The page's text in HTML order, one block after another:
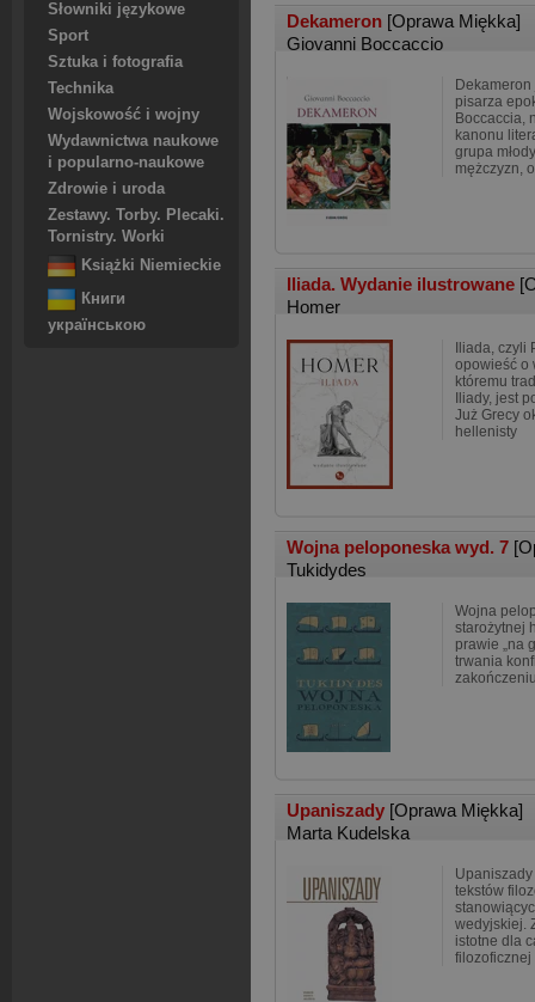
Słowniki językowe
Sport
Sztuka i fotografia
Technika
Wojskowość i wojny
Wydawnictwa naukowe
i popularno-naukowe
Zdrowie i uroda
Zestawy. Torby. Plecaki.
Tornistry. Worki
Książki Niemieckie
Книги
українською
Dekameron [Oprawa Miękka]
Giovanni Boccaccio
Dekameron
pisarza
Boccaccia,
kanonu
grupa
mężczyzn,
Iliada. Wydanie ilustrowane
Homer
Iliada,
opowieść o
któremu
Iliady, jest
Już Grecy
hellenisty
Wojna peloponeska wyd. 7
Tukidydes
Wojna
starożytnej
prawie „na
trwania
Upaniszady [Oprawa Miękka]
Marta Kudelska
tekstów
wedyjskiej.
istotne dla
filozoficznej